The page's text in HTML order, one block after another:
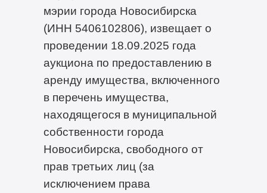
мэрии города Новосибирска
(ИНН 5406102806), извещает о
проведении 18.09.2025 года
аукциона по предоставлению в
аренду имущества, включенного
в перечень имущества,
находящегося в муниципальной
собственности города
Новосибирска, свободного от
прав третьих лиц (за
исключением права